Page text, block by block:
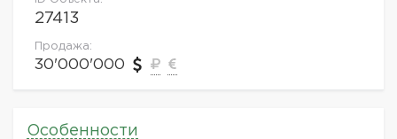
27413
Продажа:
30'000'000
Особенности